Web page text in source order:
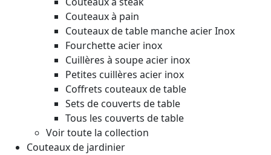
Couteaux à pain
Couteaux de table manche acier Inox
Fourchette acier inox
Cuillères à soupe acier inox
Petites cuillères acier inox
Coffrets couteaux de table
Sets de couverts de table
Tous les couverts de table
Voir toute la collection
Couteaux de jardinier